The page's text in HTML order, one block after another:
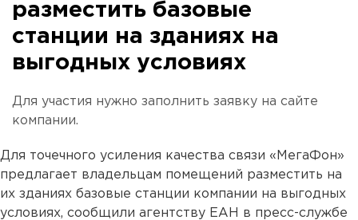
разместить базовые
станции на зданиях на
выгодных условиях
Для участия нужно заполнить заявку на сайте
компании.
Для точечного усиления качества связи «МегаФон»
предлагает владельцам помещений разместить на
их зданиях базовые станции компании на выгодных
условиях, сообщили агентству ЕАН в пресс-службе